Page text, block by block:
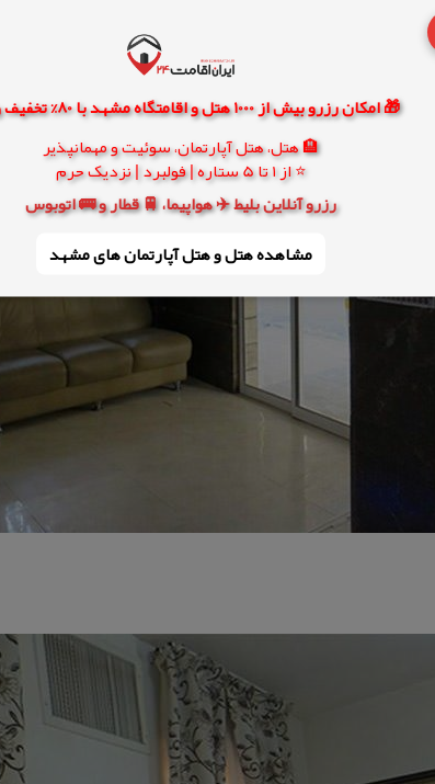
🎁 امکان رزرو بیش از 1000 هتل و اقامتگاه مشهد با 80% تخفیف واقعی
🏨 هتل، هتل آپارتمان، سوئیت و مهمانپذیر
⭐ از 1 تا 5 ستاره | فولبرد | نزدیک حرم
رزرو آنلاین بلیط ✈️ هواپیما، 🚆 قطار و 🚌 اتوبوس
مشاهده هتل و هتل‌ آپارتمان های مشهد